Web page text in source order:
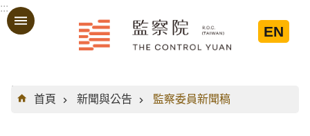
跳到主要內容區塊
:::
EN
:::
首頁
新聞與公告 監察委員新聞稿